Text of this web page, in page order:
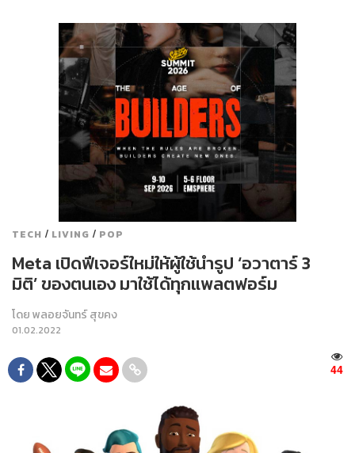
TECH / LIVING / POP
Meta เปิดฟีเจอร์ใหม่ให้ผู้ใช้นำรูป ‘อวาตาร์ 3
มิติ’ ของตนเอง มาใช้ได้ทุกแพลตฟอร์ม
โดยพลอยจันทร์ สุขคง
01.02.2022
44